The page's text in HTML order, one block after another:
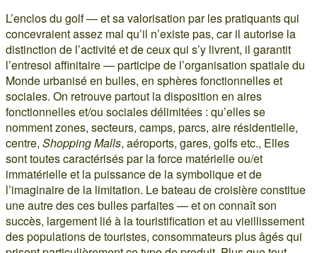
L’enclos du golf — et sa valorisation par les pratiquants qui
concevraient assez mal qu’il n’existe pas, car il autorise la
distinction de l’activité et de ceux qui s’y livrent, il garantit
l’entresoi affinitaire — participe de l’organisation spatiale du
Monde urbanisé en bulles, en sphères fonctionnelles et
sociales. On retrouve partout la disposition en aires
fonctionnelles et/ou sociales délimitées : qu’elles se
nomment zones, secteurs, camps, parcs, aire résidentielle,
centre, ShoppingMalls, aéroports, gares, golfs etc., Elles
sont toutes caractérisés par la force matérielle ou/et
immatérielle et la puissance de la symbolique et de
l’imaginaire de la limitation. Le bateau de croisière constitue
une autre des ces bulles parfaites — et on connaît son
succès, largement lié à la touristification et au vieillissement
des populations de touristes, consommateurs plus âgés qui